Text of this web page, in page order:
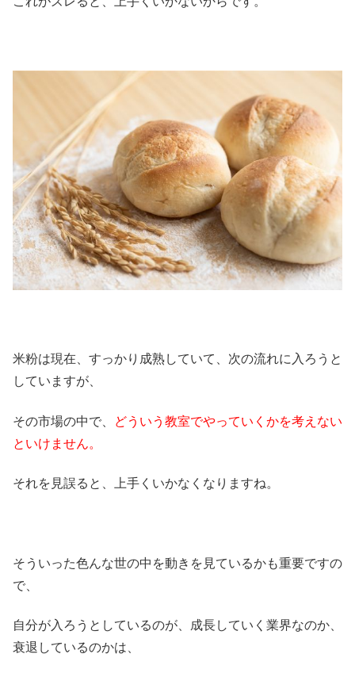
米粉は現在、すっかり成熟していて、次の流れに入ろうと
していますが、
その市場の中で、
どういう教室でやっていくかを考えない
といけません。
それを見誤ると、上手くいかなくなりますね。
そういった色んな世の中を動きを見ているかも重要ですの
で、
自分が入ろうとしているのが、成長していく業界なのか、
衰退しているのかは、